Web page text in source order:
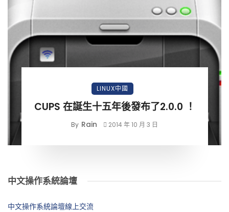
LINUX中國
CUPS 在誕生十五年後發布了2.0.0 ！
By Rain 2014 年 10 月 3 日
中文操作系統論壇
中文操作系統論壇線上交流